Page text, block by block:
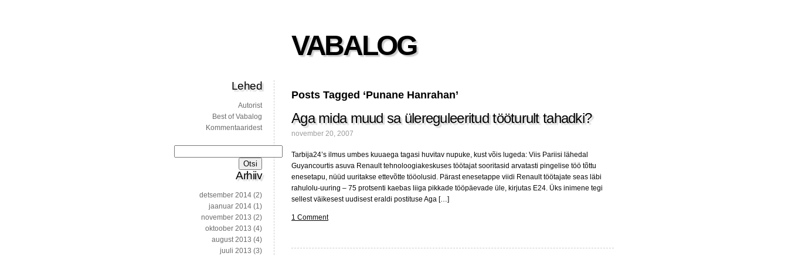
VABALOG
Posts Tagged ‘Punane Hanrahan’
Aga mida muud sa ülereguleeritud tööturult tahadki?
november 20, 2007
Tarbija24’s ilmus umbes kuuaega tagasi huvitav nupuke, kust võis lugeda: Viis Pariisi lähedal
Guyancourtis asuva Renault tehnoloogiakeskuses töötajat sooritasid arvatasti pingelise töö tõttu
enesetapu, nüüd uuritakse ettevõtte tööolusid. Pärast enesetappe viidi Renault töötajate seas läbi
rahulolu-uuring – 75 protsenti kaebas liiga pikkade tööpäevade üle, kirjutas E24. Üks inimene tegi
sellest väikesest uudisest eraldi postituse Aga […]
1 Comment
Lehed
Autorist
Best of Vabalog
Kommentaaridest
Arhiiv
detsember 2014 (2)
jaanuar 2014 (1)
november 2013 (2)
oktoober 2013 (4)
august 2013 (4)
juuli 2013 (3)